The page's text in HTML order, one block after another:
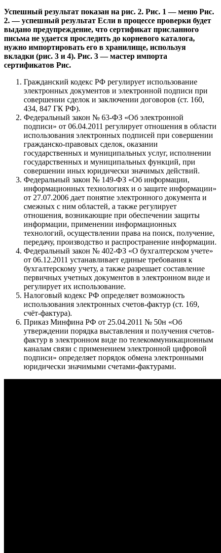
Успешный результат показан на рис. 2. Рис. 1 — меню Рис.
2. — успешный результат Если в процессе проверки будет
выдано предупреждение, что сертификат присланного
письма не удается проследить до корневого каталога,
нужно импортировать его в хранилище, используя
вкладки (рис. 3 и 4). Рис. 3 — мастер импорта
сертификатов Рис.
Гражданский кодекс РФ регулирует использование
электронных документов и электронной подписи при
совершении сделок и заключении договоров (ст. 160,
434, 847 ГК РФ).
Федеральный закон № 63-ФЗ «Об электронной
подписи» от 06.04.2011 регулирует отношения в области
использования электронных подписей при совершении
гражданско-правовых сделок, оказании
государственных и муниципальных услуг, исполнении
государственных и муниципальных функций, при
совершении иных юридически значимых действий.
Федеральный закон № 149-ФЗ «Об информации,
информационных технологиях и о защите информации»
от 27.07.2006 дает понятие электронного документа и
смежных с ним областей, а также регулирует
отношения, возникающие при обеспечении защиты
информации, применении информационных
технологий, осуществлении права на поиск, получение,
передачу, производство и распространение информации.
Федеральный закон № 402-ФЗ «О бухгалтерском учете»
от 06.12.2011 устанавливает единые требования к
бухгалтерскому учету, а также разрешает составление
первичных учетных документов в электронном виде и
регулирует их использование.
Налоговый кодекс РФ определяет возможность
использования электронных счетов-фактур (ст. 169,
счёт-фактура).
Приказ Минфина РФ от 25.04.2011 № 50н «Об
утверждении порядка выставления и получения счетов-
фактур в электронном виде по телекоммуникационным
каналам связи с применением электронной цифровой
подписи» определяет порядок обмена электронными
юридически значимыми счетами-фактурами.